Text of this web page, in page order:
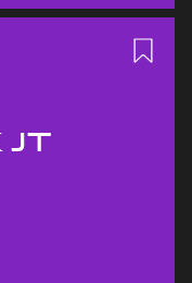
JT